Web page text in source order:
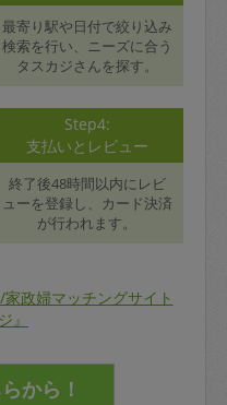
最寄り駅や日付で絞り込み
検索を行い、ニーズに合う
タスカジさんを探す。
Step4:
支払いとレビュー
終了後48時間以内にレビ
ューを登録し、カード決済
が行われます。
政婦マッチングサイト
』